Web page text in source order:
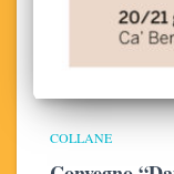
COLLANE